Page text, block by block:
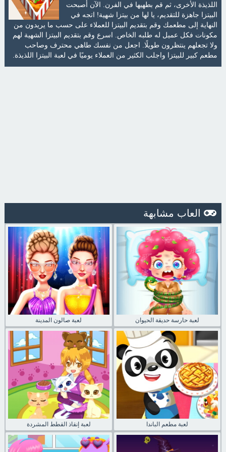
اللذيذة الأخرى، ثم قم بطهيها في الفرن. الآن أصبحت
البيتزا جاهزة للتقديم، يا لها من بيتزا شهية! اتجه في
النهاية إلى مطعمك وقم بتقديم البيتزا للعملاء على حسب ما يريدون من
مكونات فكل عميل له طلبه الخاص. اسرع وقم بتقديم البيتزا الشهية لهم
ولا تجعلهم ينتظرون طويلًا. اجعل من نفسك طاهي محترف وصاحب
مطعم كبير للبيتزا واجلب الكثير من العملاء يوميًا في لعبة البيتزا اللذيذة.
العاب مشابهة
لعبة صالون المدينة لعبة حارسة حديقة الحيوان
لعبة إنقاذ القطط المشردة لعبة مطعم الباندا